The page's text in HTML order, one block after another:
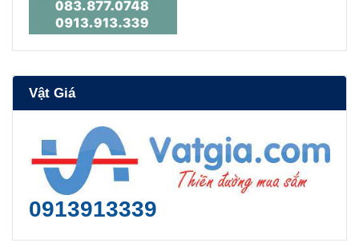
Vật Giá
0913913339